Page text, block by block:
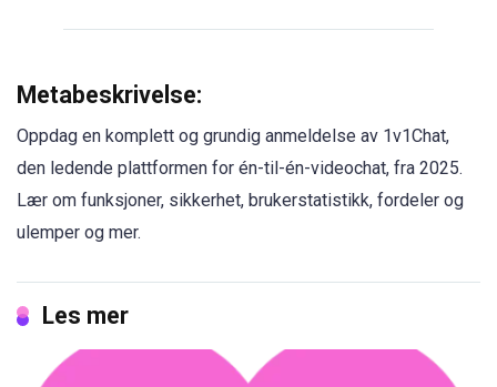
Metabeskrivelse:
Oppdag en komplett og grundig anmeldelse av 1v1Chat,
den ledende plattformen for én-til-én-videochat, fra 2025.
Lær om funksjoner, sikkerhet, brukerstatistikk, fordeler og
ulemper og mer.
Les mer